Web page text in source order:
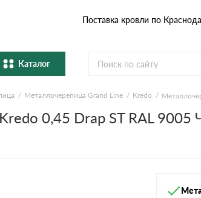
Поставка кровли по
Каталог
Металлочерепица
Натуральная керамическая
Металлочерепица Grand Line Kredo
0,45 Drap ST RAL 9005